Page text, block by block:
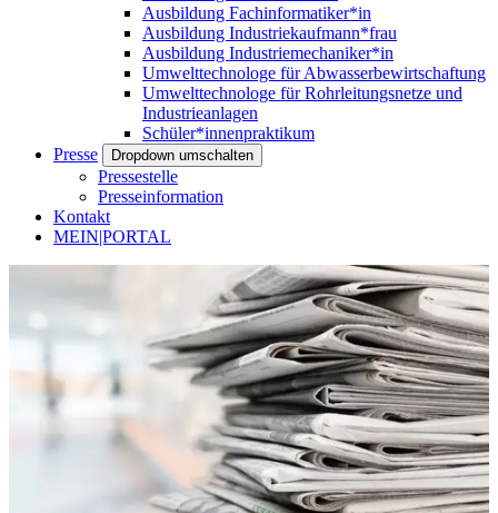
Ausbildung Fachinformatiker*in
Ausbildung Industriekaufmann*frau
Ausbildung Industriemechaniker*in
Umwelttechnologe für Abwasserbewirtschaftung
Umwelttechnologe für Rohrleitungsnetze und
Industrieanlagen
Schüler*innenpraktikum
Presse
Dropdown umschalten
Pressestelle
Presseinformation
Kontakt
MEIN|PORTAL